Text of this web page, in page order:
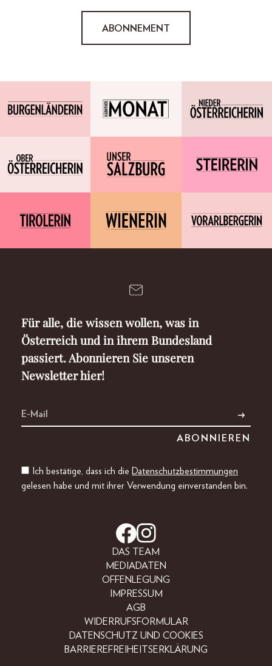
ABONNEMENT
Für alle, die wissen wollen, was in
Österreich und in ihrem Bundesland
passiert. Abonnieren Sie unseren
Newsletter hier!
Ich bestätige, dass ich die Datenschutzbestimmungen
gelesen habe und mit ihrer Verwendung einverstanden bin.
DAS TEAM
MEDIADATEN
OFFENLEGUNG
IMPRESSUM
AGB
WIDERRUFSFORMULAR
DATENSCHUTZ UND COOKIES
BARRIEREFREIHEITSERKLÄRUNG